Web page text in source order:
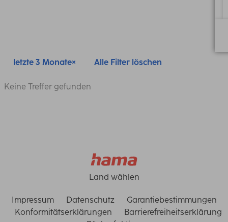
letzte 3 Monate Alle Filter löschen
Keine Treffer gefunden
Land wählen
Impressum Datenschutz
Garantiebestimmungen
Konformitätserklärungen
Barrierefreiheitserklärung